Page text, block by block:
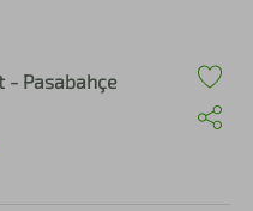
- Pasabahçe